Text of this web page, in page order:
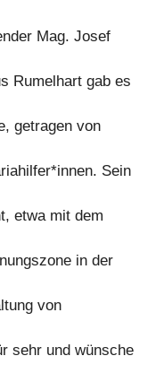
Mag. Josef
Rumelhart gab es
getragen von
Sein
etwa mit dem
in der
von
sehr und wünsche